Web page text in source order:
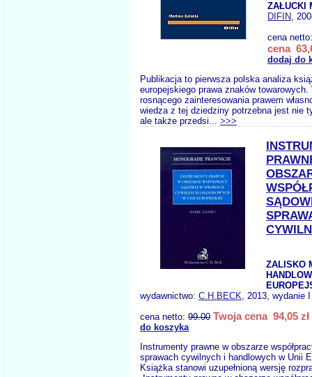
ZAŁUCKI
DIFIN,
cena
cena
dodaj do
Publikacja to pierwsza polska analiza
europejskiego prawa znaków towarowych.
rosnącego zainteresowania prawem
wiedza z tej dziedziny potrzebna jest nie
ale także przedsi... >>>
ZALISKO
wydawnictwo: C.H.BECK, 2013, wydanie I
cena netto: 99.00 Twoja cena 94,05 zł
do koszyka
Instrumenty prawne w obszarze
sprawach cywilnych i handlowych w Unii
Książka stanowi uzupełnioną wersję